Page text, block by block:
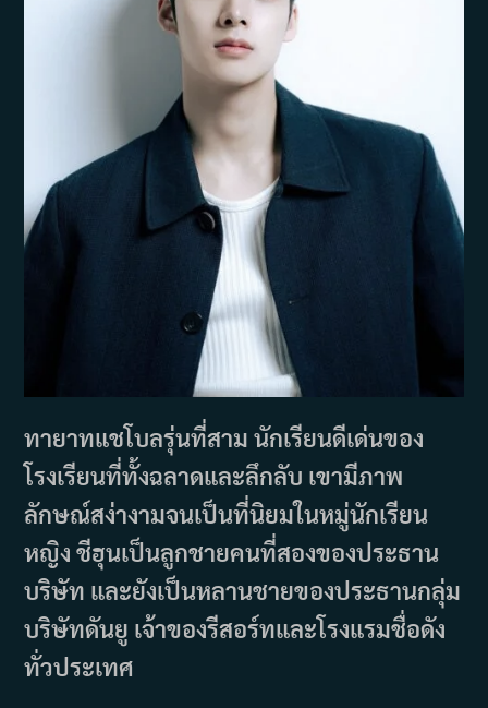
ทายาทแชโบลรุ่นที่สาม นักเรียนดีเด่นของ
โรงเรียนที่ทั้งฉลาดและลึกลับ เขามีภาพ
ลักษณ์สง่างามจนเป็นที่นิยมในหมู่นักเรียน
หญิง ชีฮุนเป็นลูกชายคนที่สองของประธาน
บริษัท และยังเป็นหลานชายของประธานกลุ่ม
บริษัทดันยู เจ้าของรีสอร์ทและโรงแรมชื่อดัง
ทั่วประเทศ